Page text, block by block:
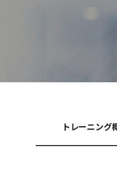
トレーニング